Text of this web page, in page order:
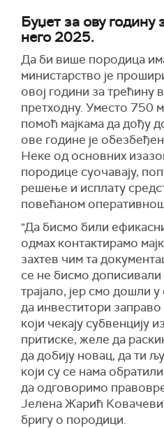
Буџет за ову годину
него 2025.
Да би више породица
министарство је
овој години за трећину
претходну. Уместо 750
помоћ мајкама да дођу
ове године је
Неке од основних
породице суочавају,
решење и исплату
повећаном
"Да бисмо били
одмах контактирамо
захтев чим та
се не бисмо дописивали
трајало, јер смо дошли
да инвеститори
који чекају субвенцију
притиске, желе да
да добију новац, да ти
који су се нама
да одговоримо
Јелена Жарић
бригу о породици.